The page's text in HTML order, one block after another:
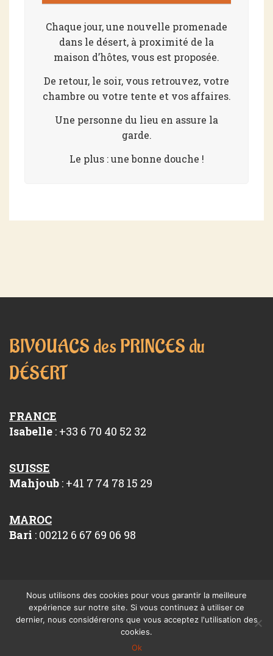
Chaque jour, une nouvelle promenade
dans le désert, à proximité de la
maison d’hôtes, vous est proposée.
De retour, le soir, vous retrouvez, votre
chambre ou votre tente et vos affaires.
Une personne du lieu en assure la
garde.
Le plus : une bonne douche !
BIVOUACS des PRINCES du
DÉSERT
FRANCE
Isabelle : +33 6 70 40 52 32
SUISSE
Mahjoub : +41 7 74 78 15 29
MAROC
Bari : 00212 6 67 69 06 98
Réalisation Rhonalpcom
Nous utilisons des cookies pour vous garantir la meilleure
expérience sur notre site. Si vous continuez à utiliser ce
dernier, nous considérerons que vous acceptez l'utilisation des
cookies.
Ok